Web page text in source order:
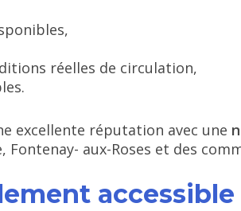
réelles de circulation,
excellente réputation avec une
Fontenay- aux-Roses et des